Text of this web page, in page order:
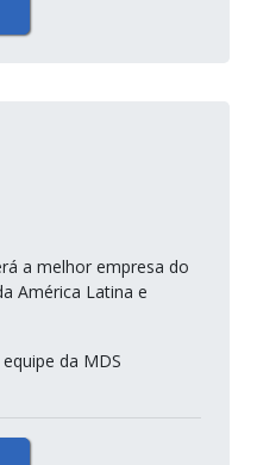
a melhor empresa do
América Latina e
da MDS